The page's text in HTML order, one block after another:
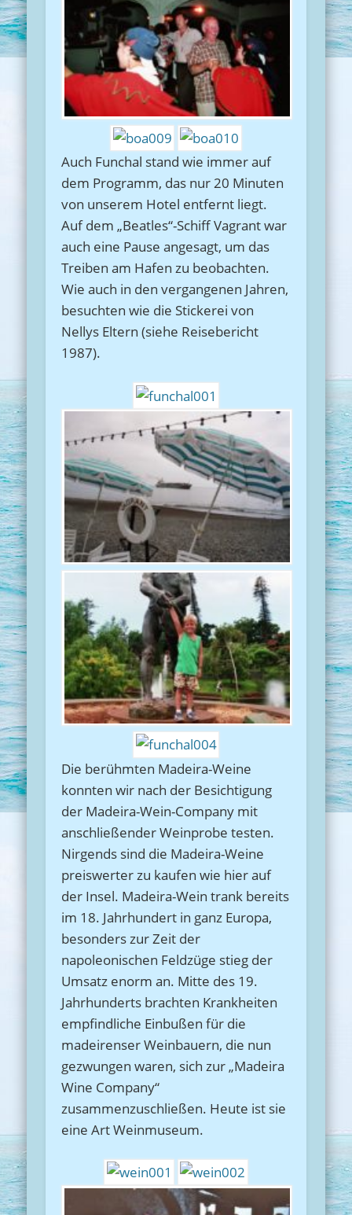
Auch Funchal stand wie immer auf
dem Programm, das nur 20 Minuten
von unserem Hotel entfernt liegt.
Auf dem „Beatles“-Schiff Vagrant war
auch eine Pause angesagt, um das
Treiben am Hafen zu beobachten.
Wie auch in den vergangenen Jahren,
besuchten wie die Stickerei von
Nellys Eltern (siehe Reisebericht
1987).
Die berühmten Madeira-Weine
konnten wir nach der Besichtigung
der Madeira-Wein-Company mit
anschließender Weinprobe testen.
Nirgends sind die Madeira-Weine
preiswerter zu kaufen wie hier auf
der Insel. Madeira-Wein trank bereits
im 18. Jahrhundert in ganz Europa,
besonders zur Zeit der
napoleonischen Feldzüge stieg der
Umsatz enorm an. Mitte des 19.
Jahrhunderts brachten Krankheiten
empfindliche Einbußen für die
madeirenser Weinbauern, die nun
gezwungen waren, sich zur „Madeira
Wine Company“
zusammenzuschließen. Heute ist sie
eine Art Weinmuseum.